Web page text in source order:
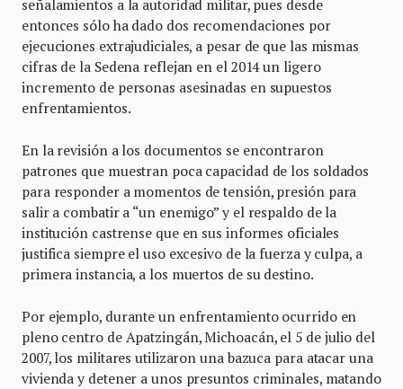
señalamientos a la autoridad militar, pues desde
entonces sólo ha dado dos recomendaciones por
ejecuciones extrajudiciales, a pesar de que las mismas
cifras de la Sedena reflejan en el 2014 un ligero
incremento de personas asesinadas en supuestos
enfrentamientos.
En la revisión a los documentos se encontraron
patrones que muestran poca capacidad de los soldados
para responder a momentos de tensión, presión para
salir a combatir a “un enemigo” y el respaldo de la
institución castrense que en sus informes oficiales
justifica siempre el uso excesivo de la fuerza y culpa, a
primera instancia, a los muertos de su destino.
Por ejemplo, durante un enfrentamiento ocurrido en
pleno centro de Apatzingán, Michoacán, el 5 de julio del
2007, los militares utilizaron una bazuca para atacar una
vivienda y detener a unos presuntos criminales, matando